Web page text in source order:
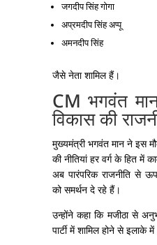
जगदीप सिंह गोगा
अप्रमदीप सिंह अप्पू
अमनदीप सिंह
जैसे नेता शामिल हैं।
CM भगवंत
विकास की
मुख्यमंत्री भगवंत मान ने इस
की नीतियां हर वर्ग के हित में
अब पारंपरिक राजनीति से
को समर्थन दे रहे हैं।
उन्होंने कहा कि मजीठा से
पार्टी में शामिल होने से इलाके